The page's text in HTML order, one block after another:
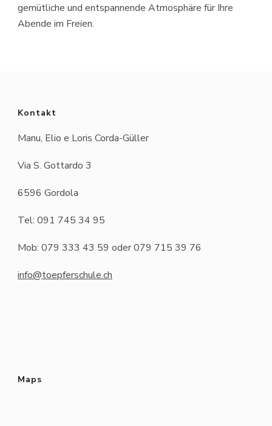
gemütliche und entspannende Atmosphäre für Ihre
Abende im Freien.
Kontakt
Manu, Elio e Loris Corda-Güller
Via S. Gottardo 3
6596 Gordola
Tel: 091 745 34 95
Mob: 079 333 43 59 oder 079 715 39 76
info@toepferschule.ch
Maps